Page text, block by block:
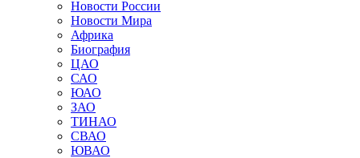
Новости России
Новости Мира
Африка
Биография
ЦАО
САО
ЮАО
ЗАО
ТИНАО
СВАО
ЮВАО